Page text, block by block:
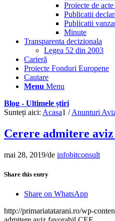
Proiecte de
Publicatii
Publicatii
Minute
Transparenta decizionala
Legea 52 din 2003
Carieră
Proiecte Fonduri Europene
Cautare
Menu Menu
Blog - Ultimele știri
Sunteți aici: Acasa1 / Anunturi
Cerere admitere
mai 28, 2019/de infobitconsult
Share this entry
Share on WhatsApp
http://primariatatarani.ro/wp-